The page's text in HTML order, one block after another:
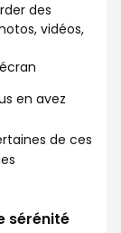
des
vidéos,
en avez
de ces
sérénité